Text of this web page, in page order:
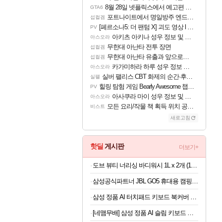
GTA6 8월 28일 넷플릭스에서 예고편 공개 예정
섭컬겜 포트나이트에서 명일방주 엔드필드 [펠리카] 판매 예정
PV [페르소나5: 더 팬텀 X] 괴도 영상 l 타카마키 안·댄싱 스타
아스오라 아키츠 아키나 성우 정보 및 주요 필모
섭컬겜 무한대 아난타 전투 장면
섭컬겜 무한대 아난타 유출과 앞으로의 예상 (루머)
아스오라 카가미하라 하루 성우 정보 및 주요 필모
실팰 실버 팰리스 CBT 화제의 순간·후기 모음
PV 힐링 탐험 게임 Bearly Awesome 챕터 1 트레일러
아스오라 아사쿠라 마이 성우 정보 및 주요 필모
비스트 모든 요리/작물 책 획득 위치 공략 (36개) - 미식가 도전과제
새로고침
핫딜 게시판 더보기+